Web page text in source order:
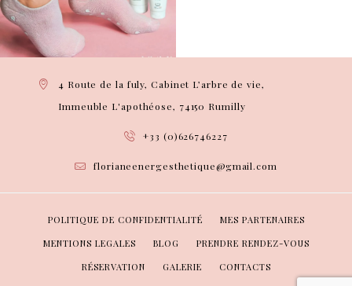
4 Route de la fuly, Cabinet L’arbre de vie,
Immeuble L'apothéose, 74150 Rumilly
+33 (0)626746227
florianeenergesthetique@gmail.com
POLITIQUE DE CONFIDENTIALITÉ
MES PARTENAIRES
MENTIONS LEGALES
BLOG
PRENDRE RENDEZ-VOUS
RÉSERVATION
GALERIE CONTACTS